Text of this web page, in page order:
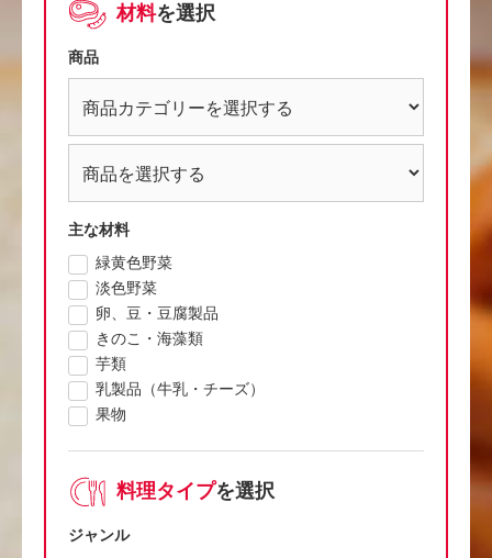
材料を選択
商品
主な材料
緑黄色野菜
淡色野菜
卵、豆・豆腐製品
きのこ・海藻類
芋類
乳製品（牛乳・チーズ）
果物
料理タイプを選択
ジャンル